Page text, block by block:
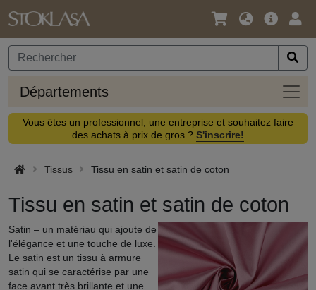
Langue
Devise
Offre
Départements
Vous êtes un professionnel, une entreprise et souhaitez faire
des achats à prix de gros ? S'inscrire!
Tissus Tissu en satin et satin de coton
Tissu en satin et satin de coton
Satin – un matériau qui ajoute de
l'élégance et une touche de luxe.
Le satin est un tissu à armure
satin qui se caractérise par une
face avant très brillante et une